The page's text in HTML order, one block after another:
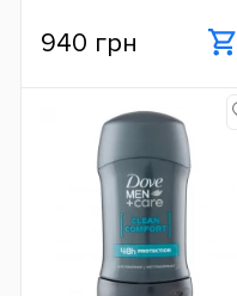
940 грн